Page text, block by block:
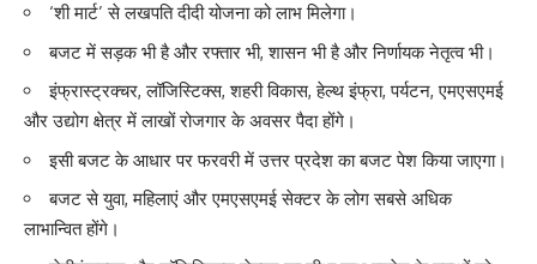
‘शी मार्ट’ से लखपति दीदी योजना को लाभ मिलेगा।
बजट में सड़क भी है और रफ्तार भी, शासन भी है और निर्णायक नेतृत्व भी।
इंफ्रास्ट्रक्चर, लॉजिस्टिक्स, शहरी विकास, हेल्थ इंफ्रा, पर्यटन, एमएसएमई
और उद्योग क्षेत्र में लाखों रोजगार के अवसर पैदा होंगे।
इसी बजट के आधार पर फरवरी में उत्तर प्रदेश का बजट पेश किया जाएगा।
बजट से युवा, महिलाएं और एमएसएमई सेक्टर के लोग सबसे अधिक
लाभान्वित होंगे।